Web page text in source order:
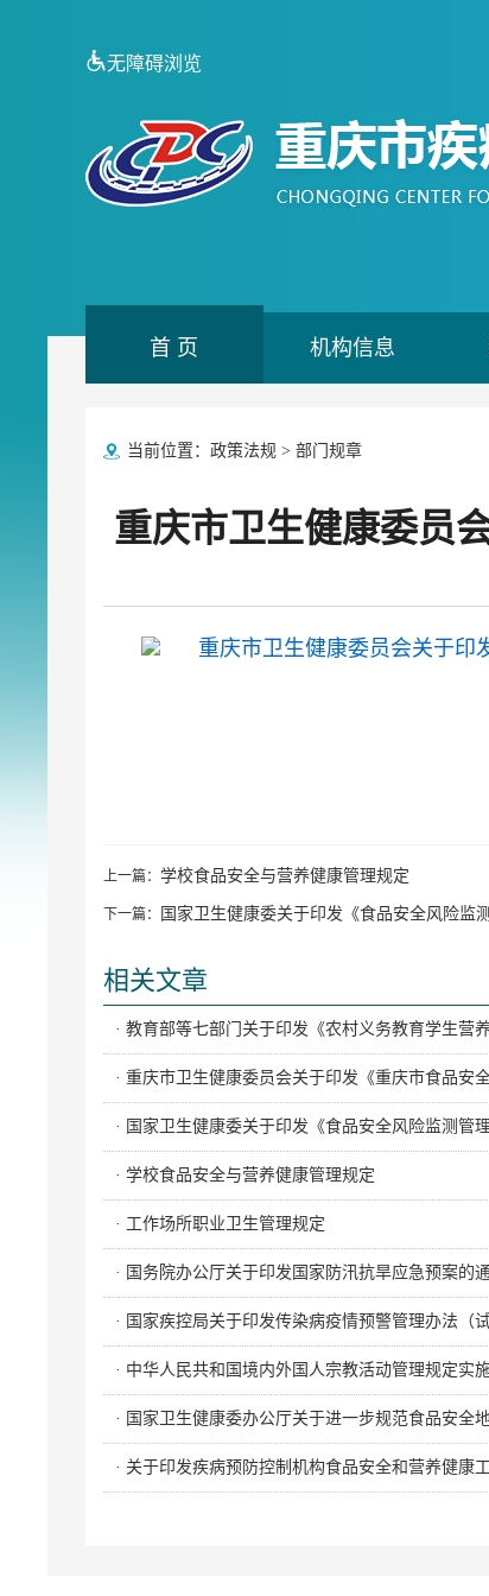
无障碍浏览
首 页 机构信息
当前位置： 政策法规> 部门规章
重庆市卫生健康委员
重庆市卫生健康委员会关于印
上一篇： 学校食品安全与营养健康管理规定
下一篇： 国家卫生健康委关于印发《食品安全风险监
相关文章
· 教育部等七部门关于印发《农村义务教育学生营
· 重庆市卫生健康委员会关于印发《重庆市食品安
· 国家卫生健康委关于印发《食品安全风险监测管
· 学校食品安全与营养健康管理规定
· 工作场所职业卫生管理规定
· 国务院办公厅关于印发国家防汛抗旱应急预案的
· 国家疾控局关于印发传染病疫情预警管理办法（
· 中华人民共和国境内外国人宗教活动管理规定实
· 国家卫生健康委办公厅关于进一步规范食品安全
· 关于印发疾病预防控制机构食品安全和营养健康